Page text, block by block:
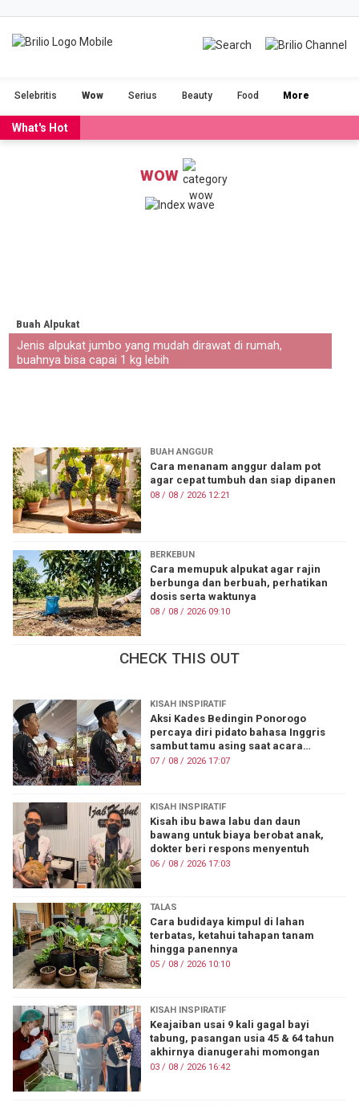
Selebritis Wow Serius Beauty Food More
CINTA NGAKAK
VIDEO
KOREA KUIS
PESTA BOLA
Tentang Brilio Iklan Hak Cipta
Kontak
Privasi
© 2026 Brilio.net KLY KapanLagi Youniverse All Right Reserved
What's Hot
WOW
Buah Alpukat
Jenis alpukat jumbo yang mudah dirawat di rumah,
buahnya bisa capai 1 kg lebih
BUAH ANGGUR
Cara menanam anggur dalam pot
agar cepat tumbuh dan siap dipanen
08 / 08 / 2026 12:21
BERKEBUN
Cara memupuk alpukat agar rajin
berbunga dan berbuah, perhatikan
dosis serta waktunya
08 / 08 / 2026 09:10
CHECK THIS OUT
KISAH INSPIRATIF
Aksi Kades Bedingin Ponorogo
percaya diri pidato bahasa Inggris
sambut tamu asing saat acara
nikahan
07 / 08 / 2026 17:07
KISAH INSPIRATIF
Kisah ibu bawa labu dan daun
bawang untuk biaya berobat anak,
dokter beri respons menyentuh
06 / 08 / 2026 17:03
TALAS
Cara budidaya kimpul di lahan
terbatas, ketahui tahapan tanam
hingga panennya
05 / 08 / 2026 10:10
KISAH INSPIRATIF
Keajaiban usai 9 kali gagal bayi
tabung, pasangan usia 45 & 64 tahun
akhirnya dianugerahi momongan
03 / 08 / 2026 16:42